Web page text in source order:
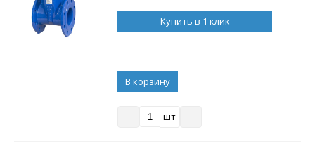
Купить в 1 клик
В корзину
шт